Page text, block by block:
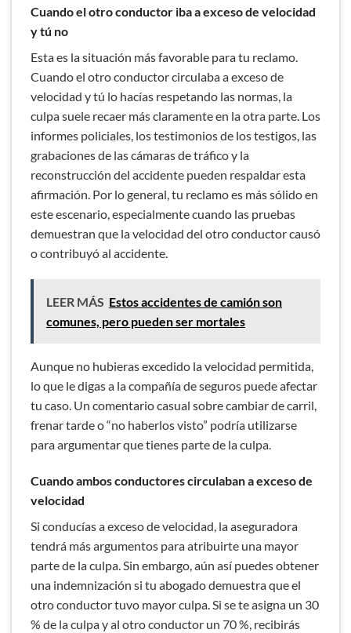
Cuando el otro conductor iba a exceso de velocidad
y tú no
Esta es la situación más favorable para tu reclamo.
Cuando el otro conductor circulaba a exceso de
velocidad y tú lo hacías respetando las normas, la
culpa suele recaer más claramente en la otra parte. Los
informes policiales, los testimonios de los testigos, las
grabaciones de las cámaras de tráfico y la
reconstrucción del accidente pueden respaldar esta
afirmación. Por lo general, tu reclamo es más sólido en
este escenario, especialmente cuando las pruebas
demuestran que la velocidad del otro conductor causó
o contribuyó al accidente.
LEER MÁS Estos accidentes de camión son
comunes, pero pueden ser mortales
Aunque no hubieras excedido la velocidad permitida,
lo que le digas a la compañía de seguros puede afectar
tu caso. Un comentario casual sobre cambiar de carril,
frenar tarde o “no haberlos visto” podría utilizarse
para argumentar que tienes parte de la culpa.
Cuando ambos conductores circulaban a exceso de
velocidad
Si conducías a exceso de velocidad, la aseguradora
tendrá más argumentos para atribuirte una mayor
parte de la culpa. Sin embargo, aún así puedes obtener
una indemnización si tu abogado demuestra que el
otro conductor tuvo mayor culpa. Si se te asigna un 30
% de la culpa y al otro conductor un 70 %, recibirás